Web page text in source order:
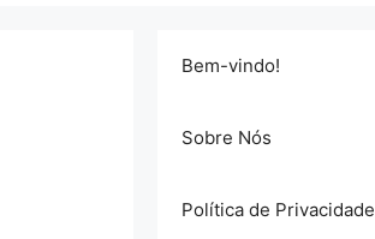
Bem-vindo!
Sobre Nós
Política de Privacidade